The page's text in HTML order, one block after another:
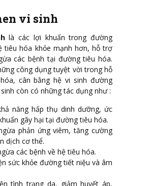
vi sinh
là các lợi khuẩn trong đường
tiêu hóa khỏe mạnh hơn, hỗ trợ
các bệnh tại đường tiêu hóa.
công dụng tuyệt vời trong hỗ
cân bằng hệ vi sinh đường
còn có những tác dụng như :
năng hấp thụ dinh dưỡng, ức
gây hại tại đường tiêu hóa.
phản ứng viêm, tăng cường
dịch cơ thể.
các bệnh về hệ tiêu hóa.
sức khỏe đường tiết niệu và âm
tình trạng da, giảm huyết áp,